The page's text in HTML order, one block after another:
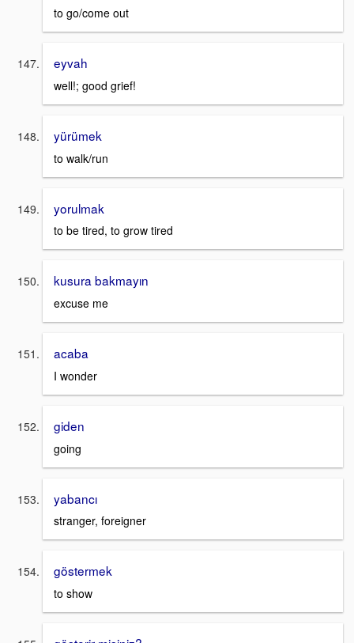
to go/come out
eyvah
well!; good grief!
yürümek
to walk/run
yorulmak
to be tired, to grow tired
kusura bakmayın
excuse me
acaba
I wonder
giden
going
yabancı
stranger, foreigner
göstermek
to show